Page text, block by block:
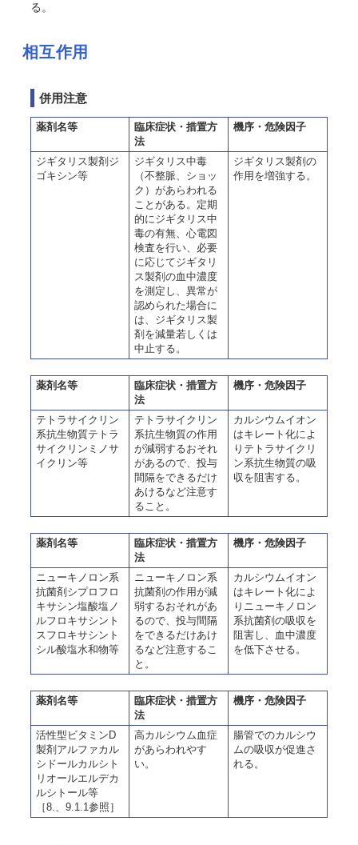
る。
相互作用
併用注意
薬剤名等
臨床症状・措置方
法
機序・危険因子
ジギタリス製剤ジ
ゴキシン等
ジギタリス中毒
（不整脈、ショッ
ク）があらわれる
ことがある。定期
的にジギタリス中
毒の有無、心電図
検査を行い、必要
に応じてジギタリ
ス製剤の血中濃度
を測定し、異常が
認められた場合に
は、ジギタリス製
剤を減量若しくは
中止する。
ジギタリス製剤の
作用を増強する。
薬剤名等
臨床症状・措置方
法
機序・危険因子
テトラサイクリン
系抗生物質テトラ
サイクリンミノサ
イクリン等
テトラサイクリン
系抗生物質の作用
が減弱するおそれ
があるので、投与
間隔をできるだけ
あけるなど注意す
ること。
カルシウムイオン
はキレート化によ
りテトラサイクリ
ン系抗生物質の吸
収を阻害する。
薬剤名等
臨床症状・措置方
法
機序・危険因子
ニューキノロン系
抗菌剤シプロフロ
キサシン塩酸塩ノ
ルフロキサシント
スフロキサシント
シル酸塩水和物等
ニューキノロン系
抗菌剤の作用が減
弱するおそれがあ
るので、投与間隔
をできるだけあけ
るなど注意するこ
と。
カルシウムイオン
はキレート化によ
りニューキノロン
系抗菌剤の吸収を
阻害し、血中濃度
を低下させる。
薬剤名等
臨床症状・措置方
法
機序・危険因子
活性型ビタミンD
製剤アルファカル
シドールカルシト
リオールエルデカ
ルシトール等
［8.、9.1.1参照］
高カルシウム血症
があらわれやす
い。
腸管でのカルシウ
ムの吸収が促進さ
れる。